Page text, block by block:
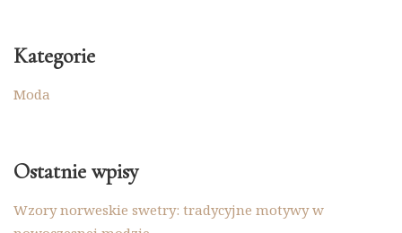
Kategorie
Moda
Ostatnie wpisy
Wzory norweskie swetry: tradycyjne motywy w